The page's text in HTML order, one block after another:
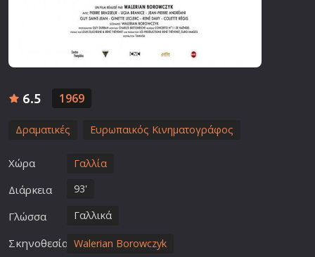
6.5 1969
Δραματικές Ευρωπαικός Κινηματογράφος
Χώρα Γαλλία
Διάρκεια 93'
Γλώσσα Γαλλικά
Σκηνοθεσία Walerian Borowczyk